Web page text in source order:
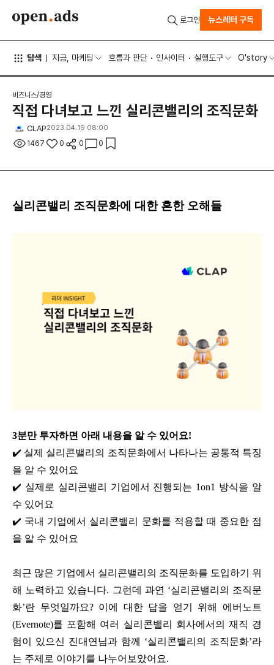
탐색 지금, 마케팅 흐름과 판단 인사이터 실행도구 O'story
로그인 뉴스레터 구독
비즈니스/경영
직접 다녀보고 느낀 실리콘밸리의 조직문화
CLAP2023.04.19 08:00
1467 0 0 0
실리콘밸리 조직문화에 대한 흔한 오해들
3분만 투자하면 아래 내용을 알 수 있어요!
✔️ 실제 실리콘밸리의 조직문화에서 나타나는 공통적 특징
을 알 수 있어요
✔️ 실제로 실리콘밸리 기업에서 진행되는 1on1 방식을 알
수 있어요
✔️ 국내 기업에서 실리콘밸리 문화를 적용할 때 중요한 점
을 알 수 있어요
최근 많은 기업에서 실리콘밸리의 조직문화를 도입하기 위
해 노력하고 있습니다. 그런데 과연 ‘실리콘밸리의 조직문
화’란 무엇일까요? 이에 대한 답을 얻기 위해 에버노트
(Evernote)를 포함해 여러 실리콘밸리 회사에서의 재직 경
험이 있으신 진대연님과 함께 ‘실리콘밸리의 조직문화’라
는 주제로 이야기를 나누어보았어요.